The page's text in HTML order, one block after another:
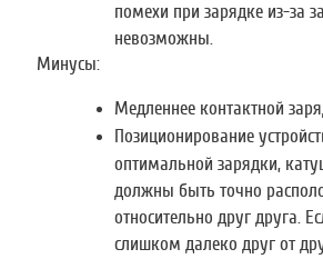
помехи при зарядке из-за
невозможны.
Минусы:
Медленнее контактной
Позиционирование
оптимальной зарядки,
должны быть точно
относительно друг друга.
слишком далеко друг от